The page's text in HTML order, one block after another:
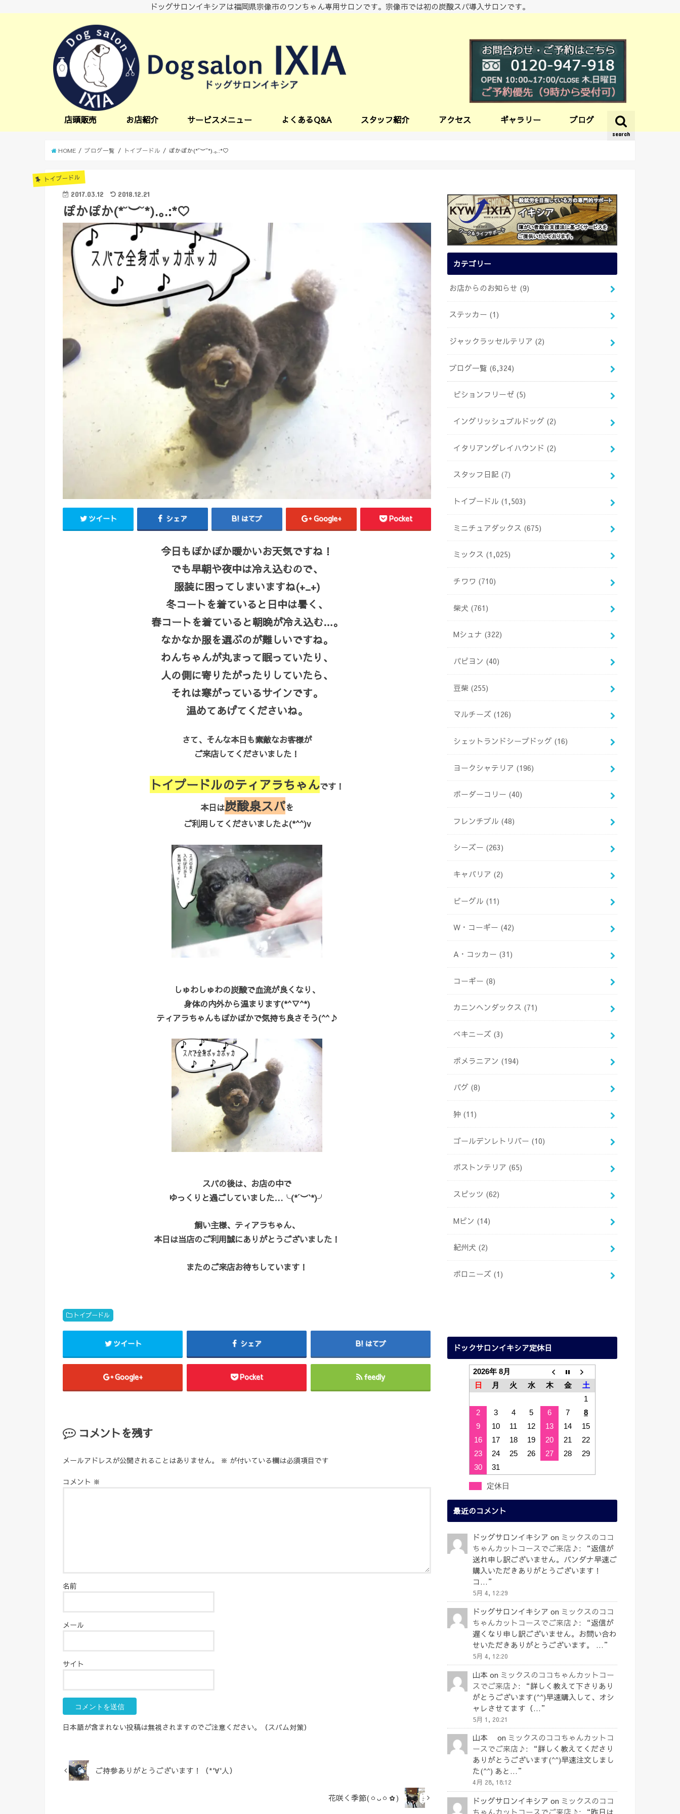
ドッグサロンイキシアは福岡県宗像市のワンちゃん専用サロンです。宗像市では初の炭酸スパ導入サロンです。
search
店頭販売 お店紹介 サービスメニュー よくあるQ&A スタッフ紹介 アクセス ギャラリー ブログ
HOME ブログ一覧 トイプードル ぽかぽか(*˘︶˘*).｡.:*♡
トイプードル
2017.03.12 2018.12.21
ぽかぽか(*˘︶˘*).｡.:*♡
ツイート シェア はてブ Google+ Pocket
今日もぽかぽか暖かいお天気ですね！
でも早朝や夜中は冷え込むので、
服装に困ってしまいますね(+_+)
冬コートを着ていると日中は暑く、
春コートを着ていると朝晩が冷え込む…。
なかなか服を選ぶのが難しいですね。
わんちゃんが丸まって眠っていたり、
人の側に寄りたがったりしていたら、
それは寒がっているサインです。
温めてあげてくださいね。
さて、そんな本日も素敵なお客様が
ご来店してくださいました！
トイプードルのティアラちゃんです！
本日は炭酸泉スパを
ご利用してくださいましたよ(*^^)v
しゅわしゅわの炭酸で血流が良くなり、
身体の内外から温まります(*^▽^*)
ティアラちゃんもぽかぽかで気持ち良さそう(^^♪
スパの後は、お店の中で
ゆっくりと過ごしていました…╰(*´︶`*)╯
飼い主様、ティアラちゃん、
本日は当店のご利用誠にありがとうございました！
またのご来店お待ちしています！
トイプードル
ツイート シェア はてブ
Google+ Pocket feedly
コメントを残す
メールアドレスが公開されることはありません。 ※ が付いている欄は必須項目です
コメント ※
名前
メール
サイト
日本語が含まれない投稿は無視されますのでご注意ください。（スパム対策）
ご持参ありがとうございます！（*'∀'人）
花咲く季節(ㆁᴗㆁ✿)
カテゴリー
お店からのお知らせ (9)
ステッカー (1)
ジャックラッセルテリア (2)
ブログ一覧 (6,324)
ビションフリーゼ (5)
イングリッシュブルドッグ (2)
イタリアングレイハウンド (2)
スタッフ日記 (7)
トイプードル (1,503)
ミニチュアダックス (675)
ミックス (1,025)
チワワ (710)
柴犬 (761)
Mシュナ (322)
パピヨン (40)
豆柴 (255)
マルチーズ (126)
シェットランドシープドッグ (16)
ヨークシャテリア (196)
ボーダーコリー (40)
フレンチブル (48)
シーズー (263)
キャバリア (2)
ビーグル (11)
W・コーギー (42)
A・コッカー (31)
コーギー (8)
カニンヘンダックス (71)
ペキニーズ (3)
ポメラニアン (194)
パグ (8)
狆 (11)
ゴールデンレトリバー (10)
ボストンテリア (65)
スピッツ (62)
Mピン (14)
紀州犬 (2)
ボロニーズ (1)
ドックサロンイキシア定休日
2026年 8月
日
月 火 水 木 金
土
1
2
3 4 5 6 7
8
9
10 11 12 13 14
15
16
17 18 19 20 21
22
23
24 25 26 27 28
29
30
31
定休日
最近のコメント
ドッグサロンイキシア on ミックスのココ
ちゃんカットコースでご来店♪ : “返信が
送れ申し訳ございません。バンダナ早速ご
購入いただきありがとうございます！
コ… ”
5月 4, 12:29
ドッグサロンイキシア on ミックスのココ
ちゃんカットコースでご来店♪ : “返信が
遅くなり申し訳ございません。お問い合わ
せいただきありがとうございます。 … ”
5月 4, 12:20
山本 on ミックスのココちゃんカットコー
スでご来店♪ : “詳しく教えて下さりあり
がとうございます(^^)早速購入して、オシ
ャレさせてます（… ”
5月 1, 20:21
山本 on ミックスのココちゃんカットコ
ースでご来店♪ : “詳しく教えてくださり
ありがとうございます(^^)早速注文しまし
た(^^) あと… ”
4月 28, 18:12
ドッグサロンイキシア on ミックスのココ